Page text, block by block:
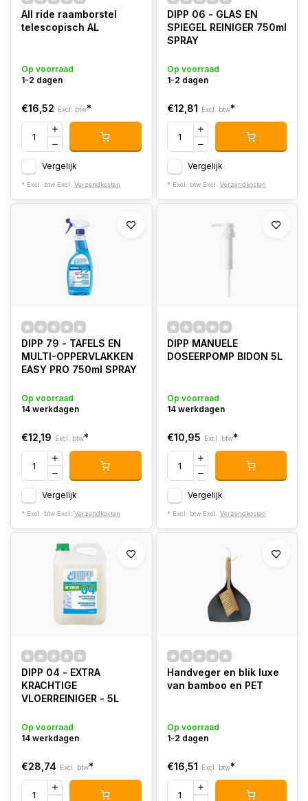
All ride raamborstel
telescopisch AL
Op voorraad
1-2 dagen
€16,52 Excl. btw*
Vergelijk
* Excl. btw Excl. Verzendkosten
DIPP 06 - GLAS EN
SPIEGEL REINIGER 750ml
SPRAY
Op voorraad
1-2 dagen
€12,81 Excl. btw*
Vergelijk
* Excl. btw Excl. Verzendkosten
DIPP 79 - TAFELS EN
MULTI-OPPERVLAKKEN
EASY PRO 750ml SPRAY
Op voorraad
14 werkdagen
€12,19 Excl. btw*
Vergelijk
* Excl. btw Excl. Verzendkosten
DIPP MANUELE
DOSEERPOMP BIDON 5L
Op voorraad
14 werkdagen
€10,95 Excl. btw*
Vergelijk
* Excl. btw Excl. Verzendkosten
DIPP 04 - EXTRA
KRACHTIGE
VLOERREINIGER - 5L
Op voorraad
14 werkdagen
€28,74 Excl. btw*
Handveger en blik luxe
van bamboo en PET
Op voorraad
1-2 dagen
€16,51 Excl. btw*